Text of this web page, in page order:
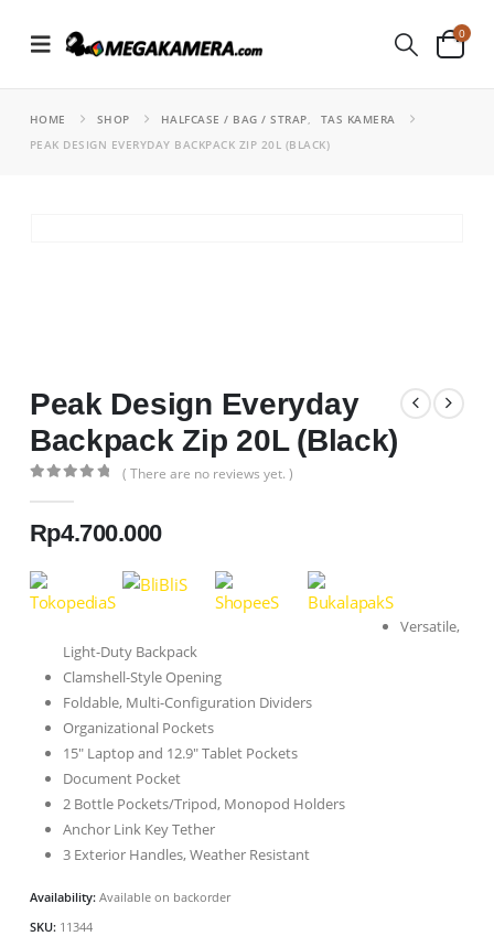
0
HOME SHOP HALFCASE / BAG / STRAP,
TAS KAMERA
PEAK DESIGN EVERYDAY BACKPACK ZIP 20L (BLACK)
Peak Design Everyday
Backpack Zip 20L (Black)
( There are no reviews yet. )
Rp4.700.000
Versatile,
Light-Duty Backpack
Clamshell-Style Opening
Foldable, Multi-Configuration Dividers
Organizational Pockets
15″ Laptop and 12.9″ Tablet Pockets
Document Pocket
2 Bottle Pockets/Tripod, Monopod Holders
Anchor Link Key Tether
3 Exterior Handles, Weather Resistant
Availability: Available on backorder
SKU: 11344